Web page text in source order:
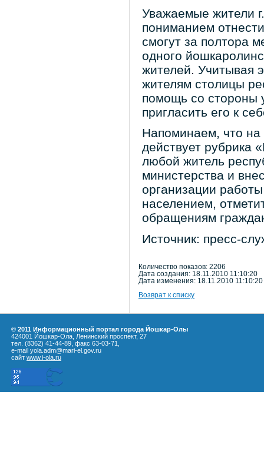
Уважаемые жители
пониманием
смогут за полтора
одного
жителей. Учитывая
жителям столицы
помощь со стороны
пригласить его к
Напоминаем, что
действует рубрика
любой житель
министерства и
организации
населением,
обращениям
Источник: пресс-
Количество показов: 2206
Дата создания: 18.11.2010 11:10:20
Дата изменения: 18.11.2010 11:10:20
Возврат к списку
© 2011 Информационный портал города Йошкар-Олы
424001 Йошкар-Ола, Ленинский проспект, 27
тел. (8362) 41-44-89, факс 63-03-71,
e-mail yola.adm@mari-el.gov.ru
сайт www.i-ola.ru